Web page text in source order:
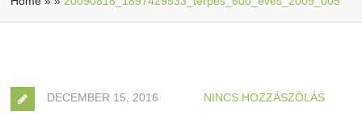
DECEMBER 15, 2016 NINCS HOZZÁSZÓLÁS